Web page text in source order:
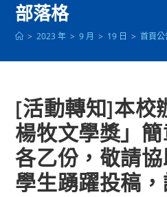
部落格
> 2023 年 > 9 月 > 19 日 > 首頁公
[活動轉知]本校
楊牧文學獎」
各乙份，敬請
學生踴躍投稿，